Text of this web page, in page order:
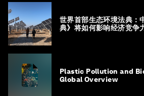
世界首部生态环境法典：
典》将如何影响经济竞争
Plastic Pollution and
Global Overview